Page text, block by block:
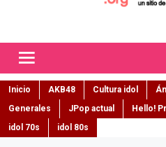
Inicio AKB48 Cultura idol
Generales
JPop actual Hello!
idol 70s
idol 80s